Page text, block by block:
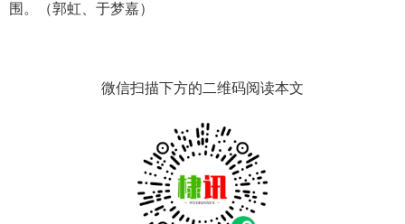
围。（郭虹、于梦嘉）
微信扫描下方的二维码阅读本文